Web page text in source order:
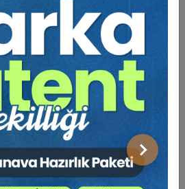
Sonraki
Sorunlar
Ol: Sadece 5490 TL / Yıllık